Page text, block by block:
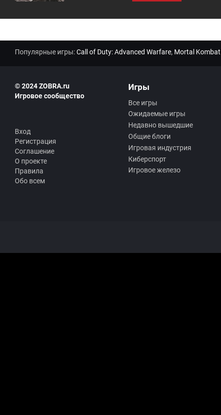
Популярные игры:Call of Duty: Advanced Warfare, Mortal
© 2024 ZOBRA.ru
Игровое сообщество
Вход
Регистрация
Соглашение
О проекте
Правила
Обо всем
Игры
Все игры
Ожидаемые игры
Недавно вышедшие
Общие блоги
Игровая индустрия
Киберспорт
Игровое железо